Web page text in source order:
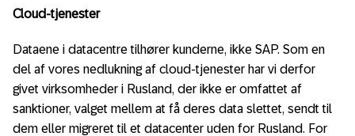
Cloud-tjenester
Dataene i datacentre tilhører kunderne, ikke SAP. Som en
del af vores nedlukning af cloud-tjenester har vi derfor
givet virksomheder i Rusland, der ikke er omfattet af
sanktioner, valget mellem at få deres data slettet, sendt til
dem eller migreret til et datacenter uden for Rusland. For